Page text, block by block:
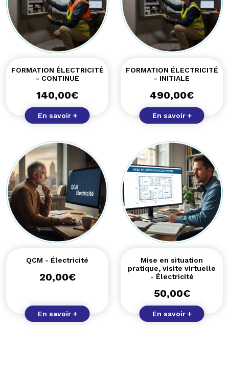
FORMATION ÉLECTRICITÉ
- CONTINUE
140,00€
En savoir +
FORMATION ÉLECTRICITÉ
- INITIALE
490,00€
En savoir +
QCM - Électricité
20,00€
En savoir +
Mise en situation
pratique, visite virtuelle
- Électricité
50,00€
En savoir +